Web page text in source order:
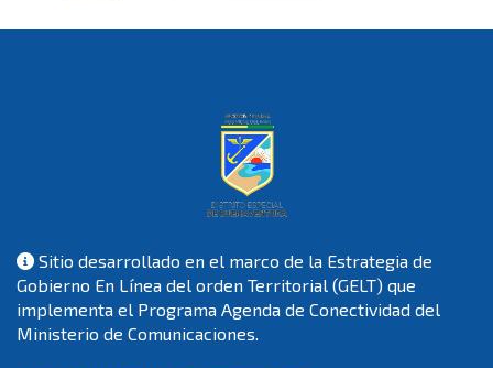
Sitio desarrollado en el marco de la Estrategia de
Gobierno En Línea del orden Territorial (GELT) que
implementa el Programa Agenda de Conectividad del
Ministerio de Comunicaciones.